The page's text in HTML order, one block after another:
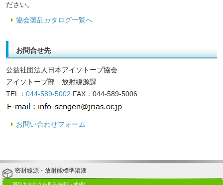
ださい。
協会製品カタログ一覧へ
お問合せ先
公益社団法人日本アイソトープ協会
アイソトープ部 放射線源課
TEL： 044-589-5002 FAX：044-589-5006
お問い合わせフォーム
密封線源・放射能標準溶液